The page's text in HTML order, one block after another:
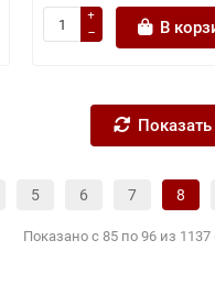
В
5 6 7 8
Показано с 85 по 96 из 1137